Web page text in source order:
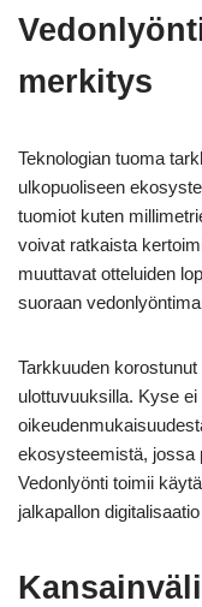
merkitys
Teknologian tuoma
ulkopuoliseen
tuomiot kuten
voivat ratkaista
muuttavat otteluiden
suoraan
Tarkkuuden
ulottuvuuksilla. Kyse
ekosysteemistä, jossa
Vedonlyönti toimii
jalkapallon